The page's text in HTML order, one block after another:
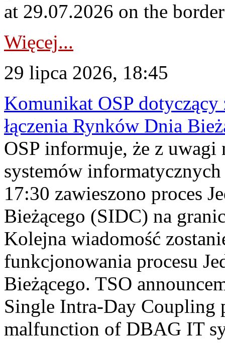
at 29.07.2026 on the
Więcej...
29 lipca 2026, 18:45
Komunikat OSP dotyczący
łączenia Rynków Dnia
OSP informuje, że z uwagi
systemów
17:30 zawieszono proces
Bieżącego (SIDC) na
Kolejna wiadomość
funkcjonowania procesu
Bieżącego. TSO
Single Intra-Day Coupling
malfunction of DBAG IT